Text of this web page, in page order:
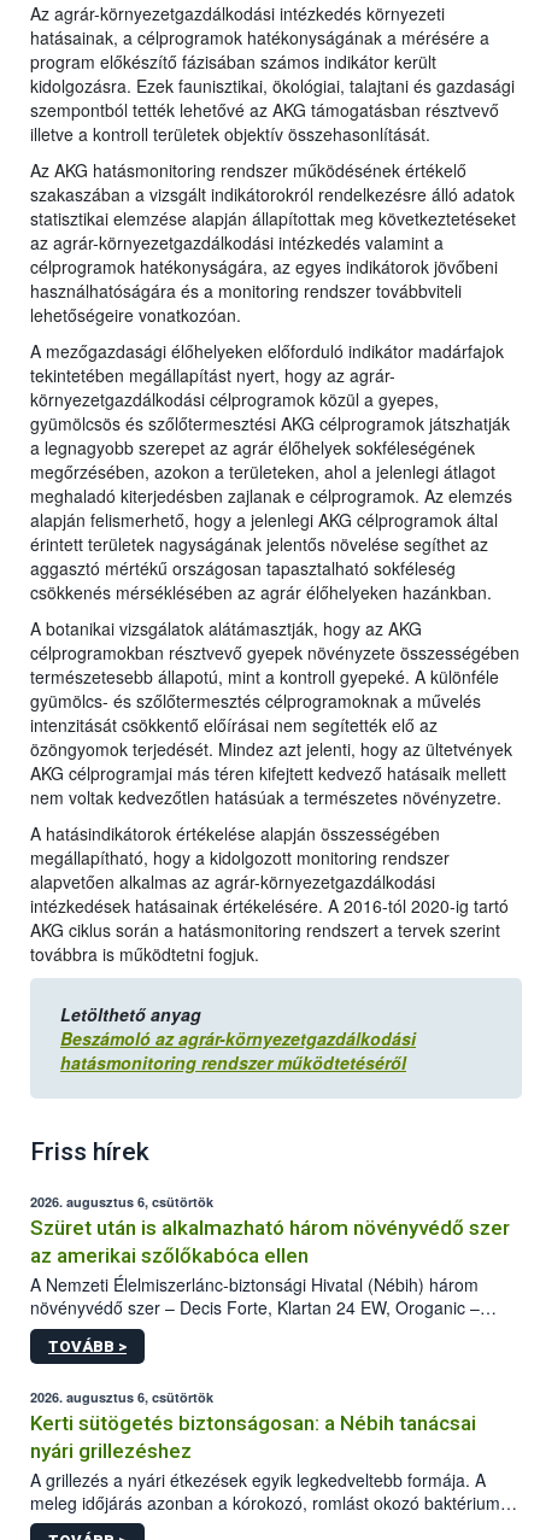
Az agrár-környezetgazdálkodási intézkedés környezeti
hatásainak, a célprogramok hatékonyságának a mérésére a
program előkészítő fázisában számos indikátor került
kidolgozásra. Ezek faunisztikai, ökológiai, talajtani és gazdasági
szempontból tették lehetővé az AKG támogatásban résztvevő
illetve a kontroll területek objektív összehasonlítását.
Az AKG hatásmonitoring rendszer működésének értékelő
szakaszában a vizsgált indikátorokról rendelkezésre álló adatok
statisztikai elemzése alapján állapítottak meg következtetéseket
az agrár-környezetgazdálkodási intézkedés valamint a
célprogramok hatékonyságára, az egyes indikátorok jövőbeni
használhatóságára és a monitoring rendszer továbbviteli
lehetőségeire vonatkozóan.
A mezőgazdasági élőhelyeken előforduló indikátor madárfajok
tekintetében megállapítást nyert, hogy az agrár-
környezetgazdálkodási célprogramok közül a gyepes,
gyümölcsös és szőlőtermesztési AKG célprogramok játszhatják
a legnagyobb szerepet az agrár élőhelyek sokféleségének
megőrzésében, azokon a területeken, ahol a jelenlegi átlagot
meghaladó kiterjedésben zajlanak e célprogramok. Az elemzés
alapján felismerhető, hogy a jelenlegi AKG célprogramok által
érintett területek nagyságának jelentős növelése segíthet az
aggasztó mértékű országosan tapasztalható sokféleség
csökkenés mérséklésében az agrár élőhelyeken hazánkban.
A botanikai vizsgálatok alátámasztják, hogy az AKG
célprogramokban résztvevő gyepek növényzete összességében
természetesebb állapotú, mint a kontroll gyepeké. A különféle
gyümölcs- és szőlőtermesztés célprogramoknak a művelés
intenzitását csökkentő előírásai nem segítették elő az
özöngyomok terjedését. Mindez azt jelenti, hogy az ültetvények
AKG célprogramjai más téren kifejtett kedvező hatásaik mellett
nem voltak kedvezőtlen hatásúak a természetes növényzetre.
A hatásindikátorok értékelése alapján összességében
megállapítható, hogy a kidolgozott monitoring rendszer
alapvetően alkalmas az agrár-környezetgazdálkodási
intézkedések hatásainak értékelésére. A 2016-tól 2020-ig tartó
AKG ciklus során a hatásmonitoring rendszert a tervek szerint
továbbra is működtetni fogjuk.
Letölthető anyag
Beszámoló az agrár-környezetgazdálkodási
hatásmonitoring rendszer működtetéséről
Friss hírek
2026. augusztus 6, csütörtök
Szüret után is alkalmazható három növényvédő szer
az amerikai szőlőkabóca ellen
A Nemzeti Élelmiszerlánc-biztonsági Hivatal (Nébih) három
növényvédő szer – Decis Forte, Klartan 24 EW, Oroganic –
engedélyokiratát módosította, így azok a szüretet követően,
egészen a vesszőérettség (BBCH 91) stádiumáig
érésű szőlőkben is legyen lehetőség a károsító elleni további
védekezésre. Az Oroganic készítmény kis kiszerelésben kiskerti
felhasználók számára is elérhető és ökológiai termesztésben is
engedélyezett.
TOVÁBB >
2026. augusztus 6, csütörtök
Kerti sütögetés biztonságosan: a Nébih tanácsai
nyári grillezéshez
A grillezés a nyári étkezések egyik legkedveltebb formája. A
meleg időjárás azonban a kórokozó, romlást okozó baktériumok
gyorsabb szaporodásának is kedvez. A szabadtéri sütögetés